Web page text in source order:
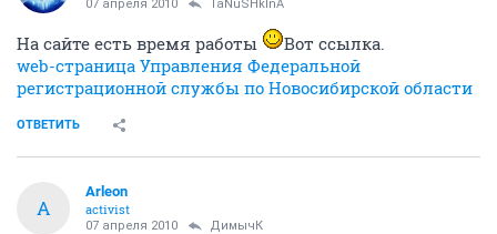
07 апреля 2010 TaNuSHkInA
На сайте есть время работы
Вот ссылка.
web-страница Управления Федеральной
регистрационной службы по Новосибирской области
ОТВЕТИТЬ
A
Arleon
activist
07 апреля 2010 ДимычК